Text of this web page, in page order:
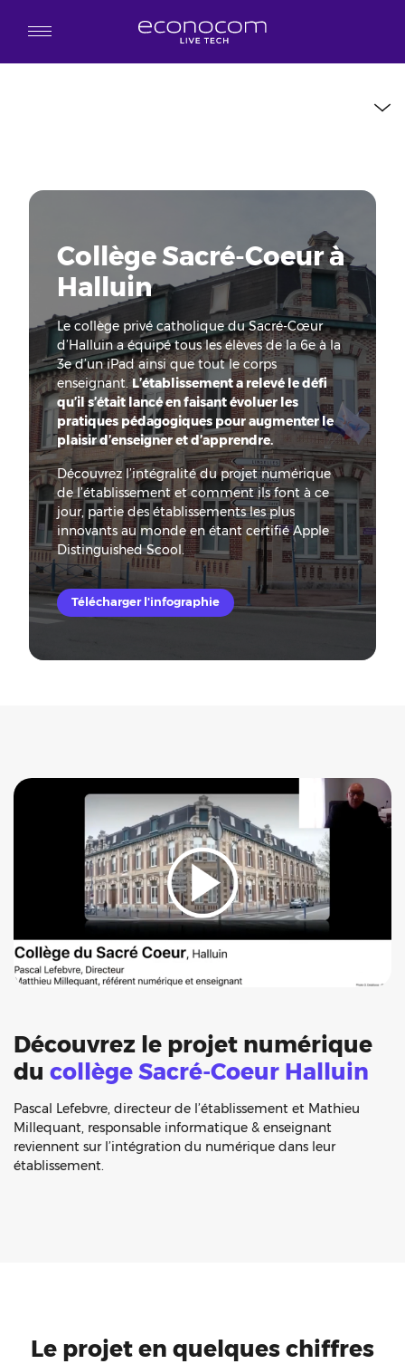
Collège Sacré-Coeur à
Halluin
Le collège privé catholique du Sacré-Cœur
d’Halluin a équipé tous les élèves de la 6e à la
3e d’un iPad ainsi que tout le corps
enseignant.L’établissement a relevé le défi
qu’il s’était lancé en faisant évoluer les
pratiques pédagogiques pour augmenter le
plaisir d’enseigner et d’apprendre.
Découvrez l’intégralité du projet numérique
de l’établissement et comment ils font à ce
jour, partie des établissements les plus
innovants au monde en étant certifié Apple
Distinguished Scool.
Télécharger l'infographie
Découvrez le projet numérique
du collège Sacré-Coeur Halluin
Pascal Lefebvre, directeur de l’établissement et Mathieu
Millequant, responsable informatique & enseignant
reviennent sur l’intégration du numérique dans leur
établissement.
Le projet en quelques chiffres